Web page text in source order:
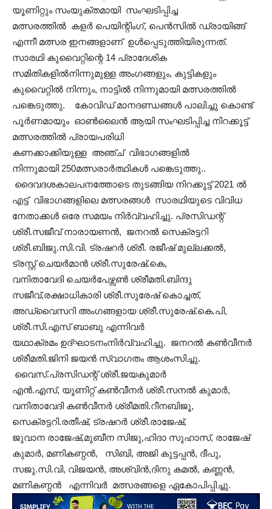
യൂണിറ്റും സംയുക്തമായി സംഘടിപ്പിച്ച
മത്സരത്തിൽ കളർ പെയിന്റിംഗ്, പെൻസിൽ ഡ്രായിങ്ങ്
എന്നീ മത്സര ഇനങ്ങളാണ് ഉൾപ്പെടുത്തിയിരുന്നത്.
സാരഥി കുവൈറ്റിന്റെ 14 പ്രാദേശിക
സമിതികളിൽനിന്നുമുള്ള അംഗങ്ങളും, കുട്ടികളും
കുവൈറ്റിൽ നിന്നും, നാട്ടിൽ നിന്നുമായി മത്സരത്തിൽ
പങ്കെടുത്തു. കോവിഡ് മാനദണ്ഡങ്ങൾ പാലിച്ചു കൊണ്ട്
പൂർണമായും ഓൺലൈൻ ആയി സംഘടിപ്പിച്ച നിറക്കൂട്ട്
മത്സരത്തിൽ പ്രായപരിധി
കണക്കാക്കിയുള്ള അഞ്ച് വിഭാഗങ്ങളിൽ
നിന്നുമായി 250മത്സരാർത്ഥികൾ പങ്കെടുത്തു..
ദൈവദശകാലപനത്തോടെ തുടങ്ങിയ നിറക്കൂട്ട് 2021 ൽ
എട്ട് വിഭാഗങ്ങളിലെ മത്സരങ്ങൾ സാരഥിയുടെ വിവിധ
നേതാക്കൾ ഒരേ സമയം നിർവ്വഹിച്ചു. പ്രസിഡന്റ്
ശ്രീ.സജീവ് നാരായണൻ, ജനറൽ സെക്രട്ടറി
ശ്രീ.ബിജു.സി.വി. ട്രഷറർ ശ്രീ. രജീഷ് മുല്ലക്കൽ,
ട്രസ്റ്റ് ചെയർമാൻ ശ്രീ.സുരേഷ്.കെ,
വനിതാവേദി ചെയർപേഴ്സൺ ശ്രീമതി.ബിന്ദു
സജീവ്,രക്ഷാധികാരി ശ്രീ.സുരേഷ് കൊച്ചത്,
അഡ്വൈസറി അംഗങ്ങളായ ശ്രീ.സുരേഷ്.കെ.പി,
ശ്രീ.സി.എസ് ബാബു എന്നിവർ
യഥാക്രമം ഉദ്‌ഘാടനംനിർവ്വഹിച്ചു. ജനറൽ കൺവീനർ
ശ്രീമതി.ജിനി ജയൻ സ്വാഗതം ആശംസിച്ചു.
വൈസ്.പ്രസിഡന്റ് ശ്രീ.ജയകുമാർ
എൻ.എസ്, യൂണിറ്റ് കൺവീനർ ശ്രീ.സനൽ കുമാർ,
വനിതാവേദി കൺവീനർ ശ്രീമതി.റീനബിജൂ,
സെക്രട്ടറി.രതീഷ്, ട്രഷറർ ശ്രീ.രാജേഷ്,
ജുവാന രാജേഷ്,മുബീന സിജു,ഹിദാ സുഹാസ്, രാജേഷ്
കുമാർ, മണികണ്ഠൻ, സിബി, അജി കുട്ടപ്പൻ, ദീപു,
സജു.സി.വി, വിജയൻ, അശ്വിൻ,ദിനു കമൽ, കണ്ണൻ,
മണികണ്ഠൻ എന്നിവർ മത്സരങ്ങളെ ഏകോപിപ്പിച്ചു.